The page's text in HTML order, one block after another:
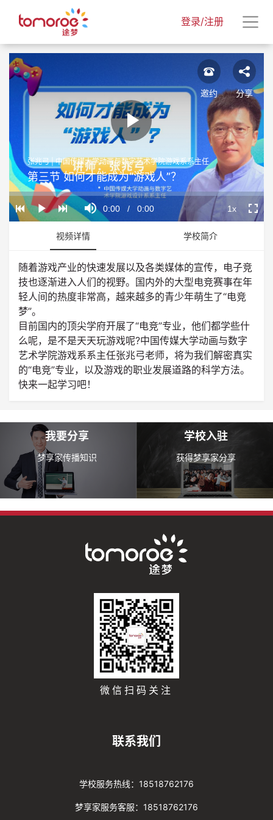
登录/注册
Play
Video
Play
Mute
Current
0:00 / Duration
0:00
Loaded:
0%
Progress:
0%
Playback
Rate
1x
张兆弓 | 中国传媒大学动画与数字艺术学院游戏系系主任
第三节 如何才能成为“游戏人”？
邀约 分享
视频详情 学校简介
随着游戏产业的快速发展以及各类媒体的宣传，电子竞
技也逐渐进入人们的视野。国内外的大型电竞赛事在年
轻人间的热度非常高，越来越多的青少年萌生了“电竞
梦”。
目前国内的顶尖学府开展了“电竞”专业，他们都学些什
么呢，是不是天天玩游戏呢?中国传媒大学动画与数字
艺术学院游戏系系主任张兆弓老师，将为我们解密真实
的“电竞”专业，以及游戏的职业发展道路的科学方法。
快来一起学习吧！
我要分享
梦享家传播知识
学校入驻
获得梦享家分享
微信扫码关注
联系我们
学校服务热线：18518762176
梦享家服务客服：18518762176